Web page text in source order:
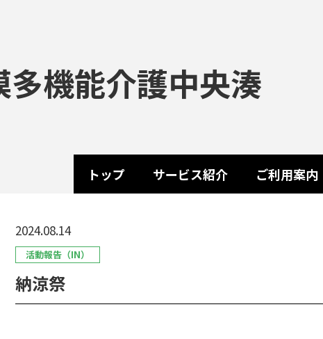
機能介護中央湊
トップ サービス紹介 ご利用案内
2024.08.14
活動報告（IN）
納涼祭